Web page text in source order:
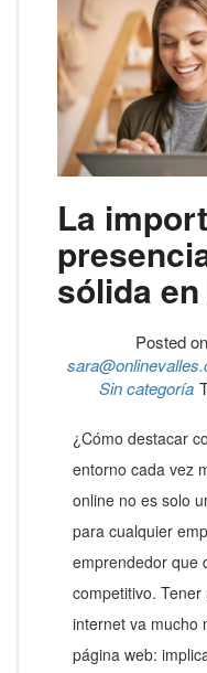
La
sólida
Posted on
Sin categoría
¿Cómo destacar
entorno cada vez
online no es solo
para cualquier
emprendedor que
competitivo.
internet va mucho
página web: